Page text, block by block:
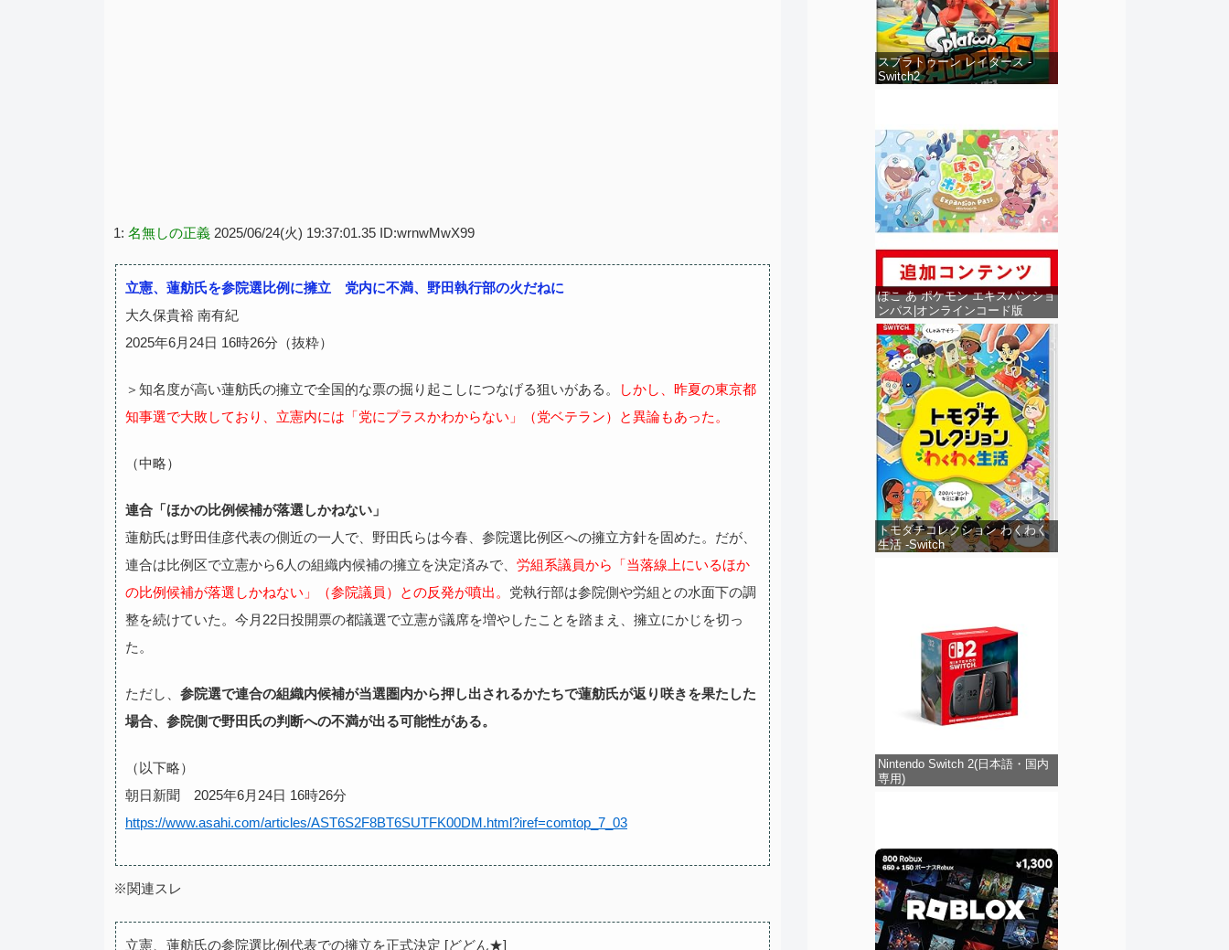
1: 名無しの正義 2025/06/24(火) 19:37:01.35 ID:wrnwMwX99
立憲、蓮舫氏を参院選比例に擁立 党内に不満、野田執行部の火だねに
大久保貴裕 南有紀
2025年6月24日 16時26分（抜粋）
＞知名度が高い蓮舫氏の擁立で全国的な票の掘り起こしにつなげる狙いがある。
しかし、昨夏の東京都
知事選で大敗しており、立憲内には「党にプラスかわからない」（党ベテラン）と異論もあった。
（中略）
連合「ほかの比例候補が落選しかねない」
蓮舫氏は野田佳彦代表の側近の一人で、野田氏らは今春、参院選比例区への擁立方針を固めた。だが、
連合は比例区で立憲から6人の組織内候補の擁立を決定済みで、 労組系議員から「当落線上にいるほか
の比例候補が落選しかねない」（参院議員）との反発が噴出。 党執行部は参院側や労組との水面下の調
整を続けていた。今月22日投開票の都議選で立憲が議席を増やしたことを踏まえ、擁立にかじを切っ
た。
ただし、 参院選で連合の組織内候補が当選圏内から押し出されるかたちで蓮舫氏が返り咲きを果たした
場合、参院側で野田氏の判断への不満が出る可能性がある。
（以下略）
朝日新聞 2025年6月24日 16時26分
https://www.asahi.com/articles/AST6S2F8BT6SUTFK00DM.html?iref=comtop_7_03
※関連スレ
立憲、蓮舫氏の参院選比例代表での擁立を正式決定 [どどん★]
スプラトゥーン レイダース -
Switch2
ぽこ あ ポケモン エキスパンショ
ンパス|オンラインコード版
トモダチコレクション わくわく
生活 -Switch
Nintendo Switch 2(日本語・国内
専用)